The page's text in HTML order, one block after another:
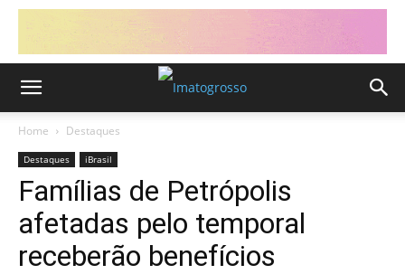
Home Destaques
Destaques iBrasil
Famílias de Petrópolis
afetadas pelo temporal
receberão benefícios